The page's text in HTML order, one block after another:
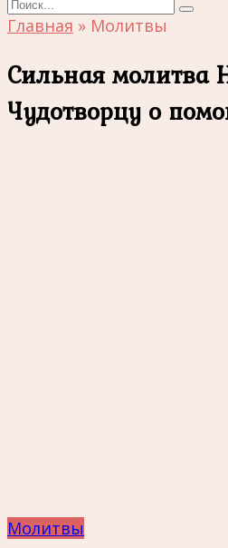
for:
Главная » Молитвы
Сильная молитва
Чудотворцу о
Молитвы